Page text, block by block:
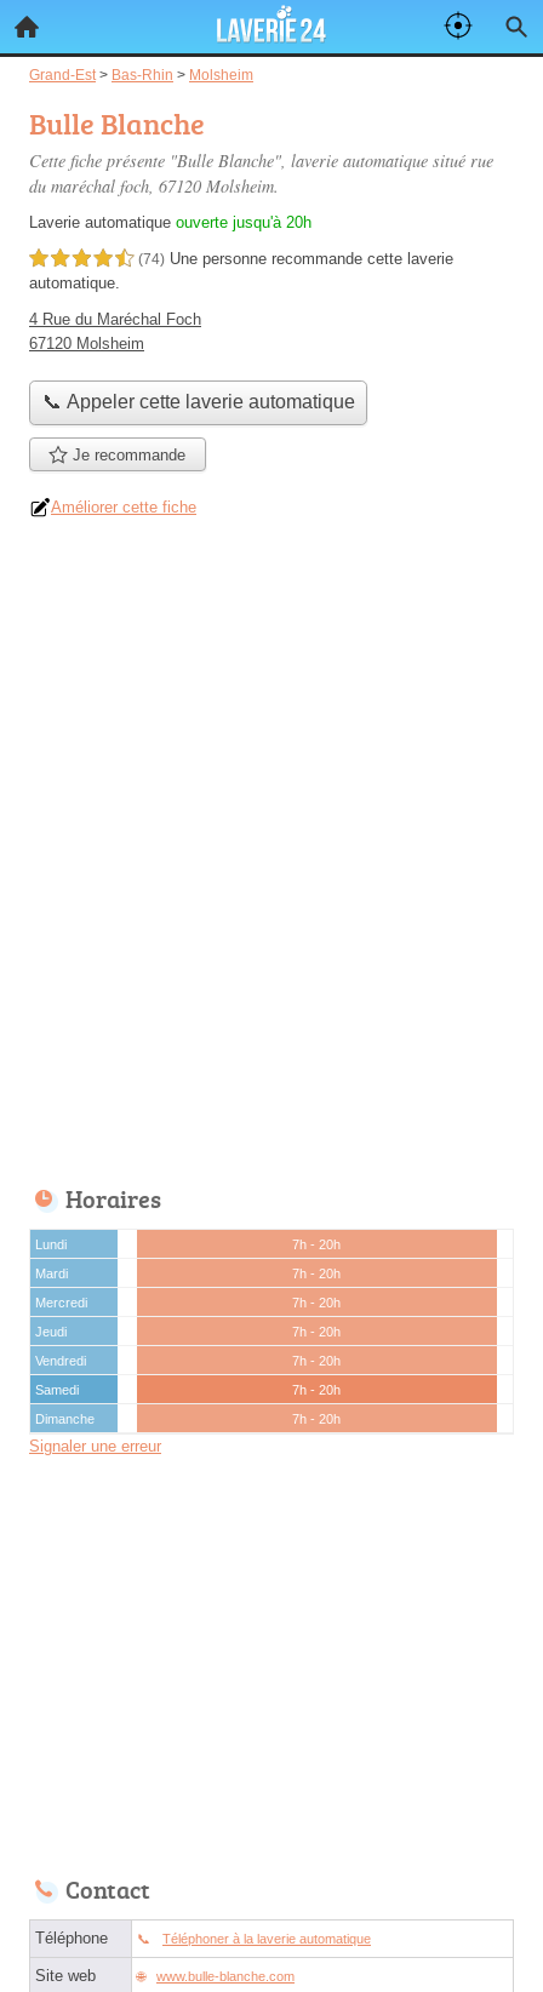
Grand-Est > Bas-Rhin > Molsheim
Bulle Blanche
Cette fiche présente "Bulle Blanche", laverie automatique situé rue
du maréchal foch, 67120 Molsheim.
Laverie automatique ouverte jusqu'à 20h
4,5 étoiles sur 5 (74) Une personne recommande cette laverie
automatique.
4 Rue du Maréchal Foch
67120 Molsheim
📞 Appeler cette laverie automatique
Je recommande
Améliorer cette fiche
Horaires
Lundi
7h - 20h
Mardi
7h - 20h
Mercredi
7h - 20h
Jeudi
7h - 20h
Vendredi
7h - 20h
Samedi
7h - 20h
Dimanche
7h - 20h
Signaler une erreur
Contact
Téléphone Téléphoner à la laverie automatique
Site web www.bulle-blanche.com